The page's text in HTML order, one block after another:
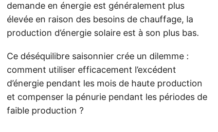
demande en énergie est généralement plus
élevée en raison des besoins de chauffage, la
production d’énergie solaire est à son plus bas.
Ce déséquilibre saisonnier crée un dilemme :
comment utiliser efficacement l’excédent
d’énergie pendant les mois de haute production
et compenser la pénurie pendant les périodes de
faible production ?